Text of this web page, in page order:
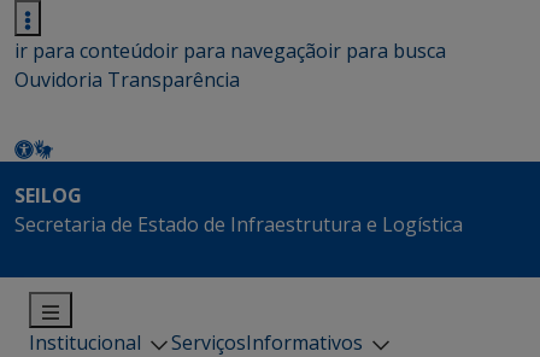
ir para conteúdoir para navegaçãoir para busca
Ouvidoria Transparência
SEILOG
Secretaria de Estado de Infraestrutura e Logística
Institucional ServiçosInformativos